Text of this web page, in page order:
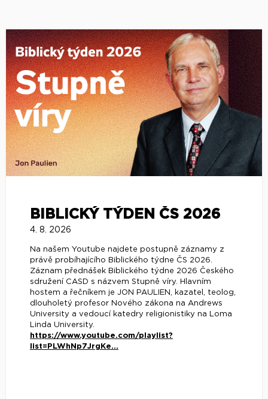
BIBLICKÝ TÝDEN ČS 2026
4. 8. 2026
Na našem Youtube najdete postupně záznamy z
právě probíhajícího Biblického týdne ČS 2026.
Záznam přednášek Biblického týdne 2026 Českého
sdružení CASD s názvem Stupně víry. Hlavním
hostem a řečníkem je JON PAULIEN, kazatel, teolog,
dlouholetý profesor Nového zákona na Andrews
University a vedoucí katedry religionistiky na Loma
Linda University.
https://www.youtube.com/playlist?
list=PLWhNp7JrgKe...